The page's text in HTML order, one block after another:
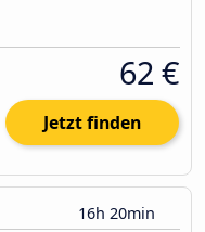
62 €
Jetzt finden
16h 20min